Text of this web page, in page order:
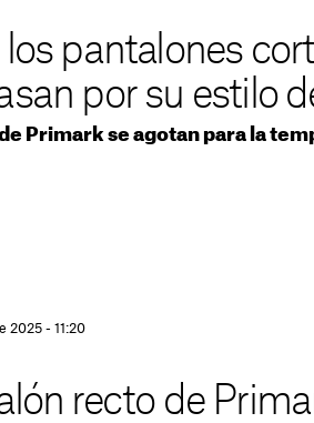
pantalones
por su estilo
Primark se agotan para la
2025 - 11:20
recto de